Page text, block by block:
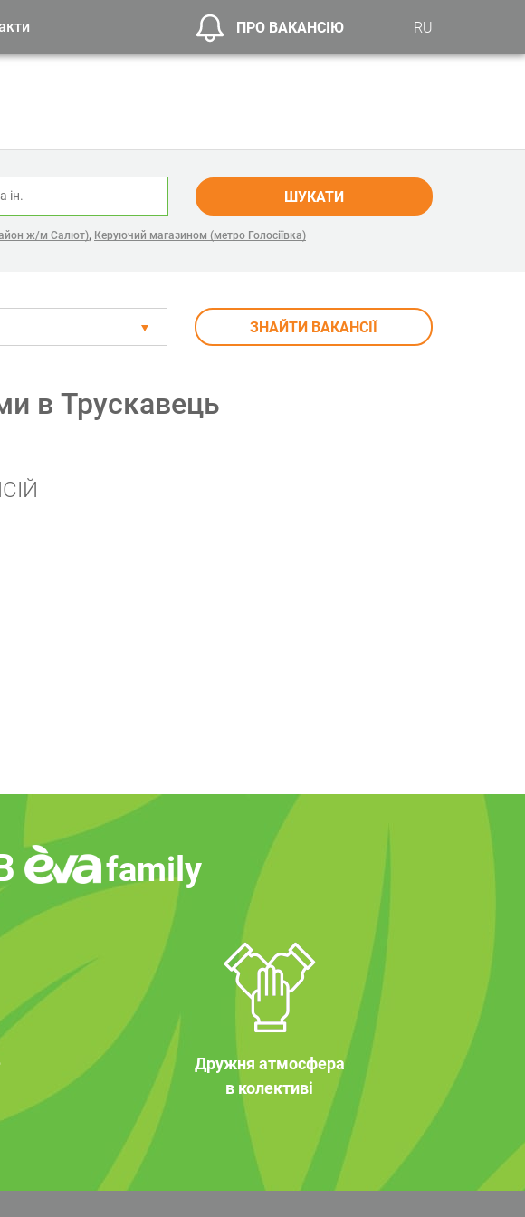
ПРО ВАКАНСІЮ RU
ШУКАТИ
ж/м Салют), Керуючий магазином (метро Голосіївка)
ЗНАЙТИ ВАКАНСІЇ
в Трускавець
family
Дружня атмосфера
в колективі